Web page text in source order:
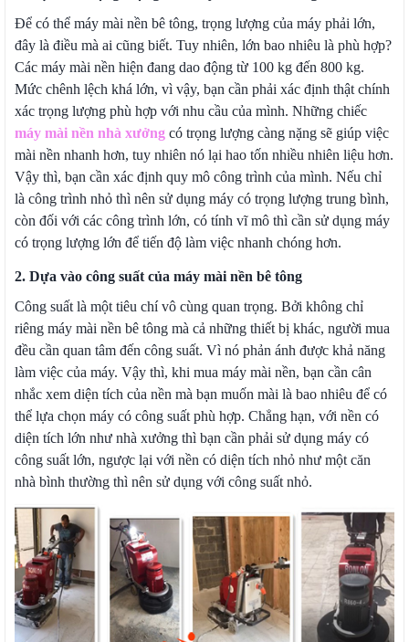
Để có thể máy mài nền bê tông, trọng lượng của máy phải lớn,
đây là điều mà ai cũng biết. Tuy nhiên, lớn bao nhiêu là phù hợp?
Các máy mài nền hiện đang dao động từ 100 kg đến 800 kg.
Mức chênh lệch khá lớn, vì vậy, bạn cần phải xác định thật chính
xác trọng lượng phù hợp với nhu cầu của mình. Những chiếc
máy mài nền nhà xưởng có trọng lượng càng nặng sẽ giúp việc
mài nền nhanh hơn, tuy nhiên nó lại hao tốn nhiều nhiên liệu hơn.
Vậy thì, bạn cần xác định quy mô công trình của mình. Nếu chỉ
là công trình nhỏ thì nên sử dụng máy có trọng lượng trung bình,
còn đối với các công trình lớn, có tính vĩ mô thì cần sử dụng máy
có trọng lượng lớn để tiến độ làm việc nhanh chóng hơn.
2. Dựa vào công suất của máy mài nền bê tông
Công suất là một tiêu chí vô cùng quan trọng. Bởi không chỉ
riêng máy mài nền bê tông mà cả những thiết bị khác, người mua
đều cần quan tâm đến công suất. Vì nó phản ánh được khả năng
làm việc của máy. Vậy thì, khi mua máy mài nền, bạn cần cân
nhắc xem diện tích của nền mà bạn muốn mài là bao nhiêu để có
thể lựa chọn máy có công suất phù hợp. Chẳng hạn, với nền có
diện tích lớn như nhà xưởng thì bạn cần phải sử dụng máy có
công suất lớn, ngược lại với nền có diện tích nhỏ như một căn
nhà bình thường thì nên sử dụng với công suất nhỏ.